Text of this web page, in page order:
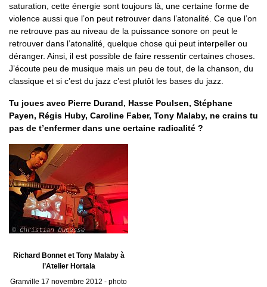
saturation, cette énergie sont toujours là, une certaine forme de
violence aussi que l’on peut retrouver dans l’atonalité. Ce que l’on
ne retrouve pas au niveau de la puissance sonore on peut le
retrouver dans l’atonalité, quelque chose qui peut interpeller ou
déranger. Ainsi, il est possible de faire ressentir certaines choses.
J’écoute peu de musique mais un peu de tout, de la chanson, du
classique et si c’est du jazz c’est plutôt les bases du jazz.
Tu joues avec Pierre Durand, Hasse Poulsen, Stéphane
Payen, Régis Huby, Caroline Faber, Tony Malaby, ne crains tu
pas de t’enfermer dans une certaine radicalité ?
Richard Bonnet et Tony Malaby à
l’Atelier Hortala
Granville 17 novembre 2012 - photo